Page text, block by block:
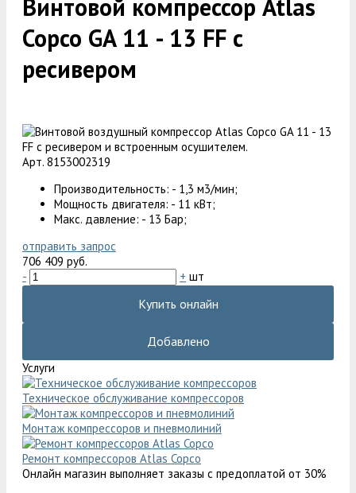
Винтовой компрессор Atlas
Copco GA 11 - 13 FF с
ресивером
Арт. 8153002319
Производительность: - 1,3 м3/мин;
Мощность двигателя: - 11 кВт;
Макс. давление: - 13 Бар;
отправить запрос
706 409 руб.
-
+ шт
Купить онлайн
Добавлено
Услуги
Техническое обслуживание компрессоров
Монтаж компрессоров и пневмолиний
Ремонт компрессоров Atlas Copco
Онлайн магазин выполняет заказы с предоплатой от 30%